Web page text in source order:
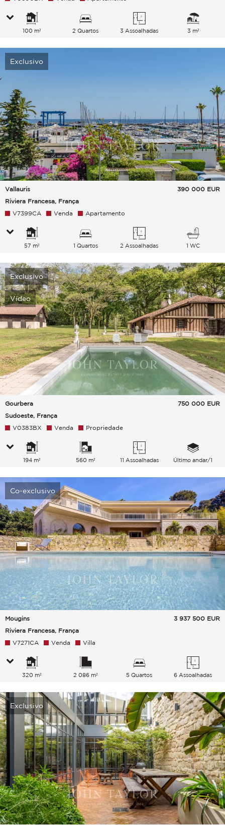
100 m² 2 Quartos 3 Assoalhadas 3 m²
Exclusivo
Vallauris
Riviera Francesa, França
390 000 EUR
V7399CA Venda Apartamento
57 m² 1 Quartos 2 Assoalhadas 1 WC
Exclusivo
Vídeo
Gourbera
Sudoeste, França
750 000 EUR
V0383BX Venda Propriedade
194 m² 560 m² 11 Assoalhadas Último andar/1
Co-exclusivo
Mougins
Riviera Francesa, França
3 937 500 EUR
V7271CA Venda Villa
320 m² 2 086 m² 5 Quartos 6 Assoalhadas
Exclusivo